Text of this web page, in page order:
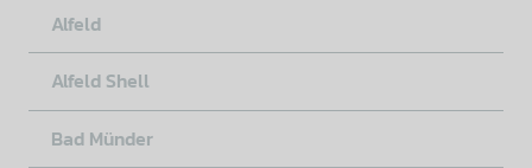
Alfeld
Alfeld Shell
Bad Münder